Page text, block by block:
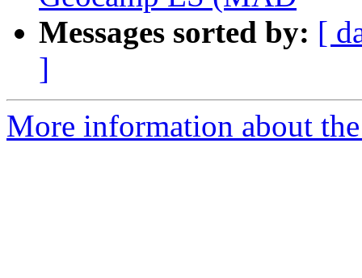
Messages sorted by: [
]
More information about